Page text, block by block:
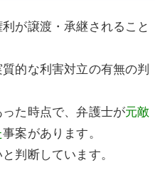
が譲渡・承継されること
的な利害対立の有無の判
た時点で、弁護士が元敵
事案があります。
判断しています。